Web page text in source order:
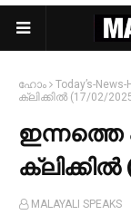
ഹോം Today’s-
ക്ലിക്കിൽ (17/02/
ഇന്നത്തെ
ക്ലിക്കിൽ
MALAYALI SPEAKS